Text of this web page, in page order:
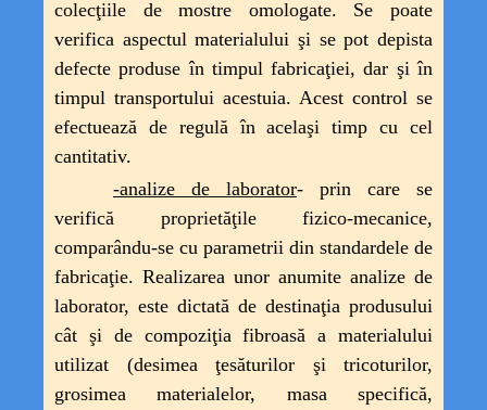
colecţiile de mostre omologate. Se poate
verifica aspectul materialului şi se pot depista
defecte produse în timpul fabricaţiei, dar şi în
timpul transportului acestuia. Acest control se
efectuează de regulă în acelaşi timp cu cel
cantitativ.
-analize de laborator- prin care se
verifică proprietăţile fizico-mecanice,
comparându-se cu parametrii din standardele de
fabricaţie. Realizarea unor anumite analize de
laborator, este dictată de destinaţia produsului
cât şi de compoziţia fibroasă a materialului
utilizat (desimea ţesăturilor şi tricoturilor,
grosimea materialelor, masa specifică,